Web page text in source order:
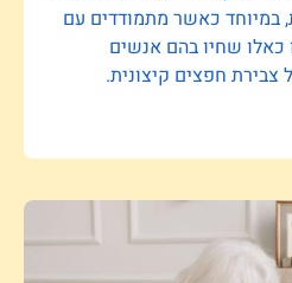
כאשר מתמודדים עם
כאלו שחיו בהם אנשים
חפצים קיצונית.